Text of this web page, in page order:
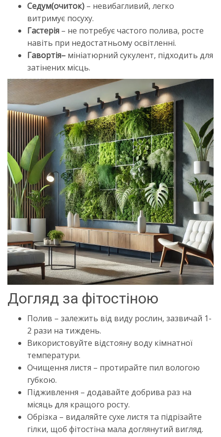
Седум(очиток) – невибагливий, легко
витримує посуху.
Гастерія – не потребує частого полива, росте
навіть при недостатньому освітленні.
Гавортія– мініатюрний сукулент, підходить для
затінених місць.
Догляд за фітостіною
Полив – залежить від виду рослин, зазвичай 1-
2 рази на тиждень.
Використовуйте відстояну воду кімнатної
температури.
Очищення листя – протирайте пил вологою
губкою.
Підживлення – додавайте добрива раз на
місяць для кращого росту.
Обрізка – видаляйте сухе листя та підрізайте
гілки, щоб фітостіна мала доглянутий вигляд.